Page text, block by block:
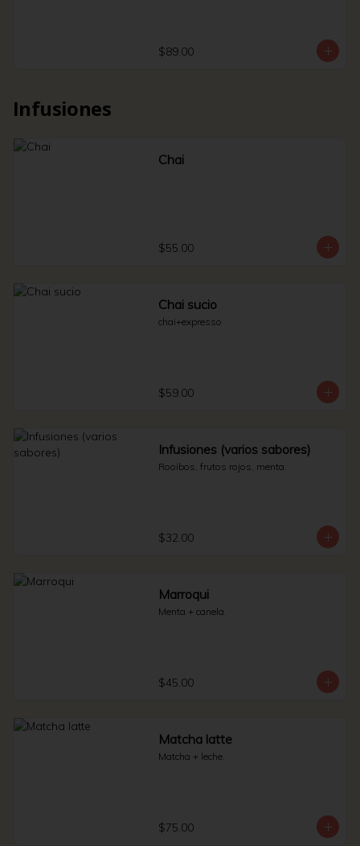
$89.00
Infusiones
Chai
$55.00
Chai sucio
chai+expresso
$59.00
Infusiones (varios sabores)
Rooibos, frutos rojos, menta.
$32.00
Marroqui
Menta + canela.
$45.00
Matcha latte
Matcha + leche.
$75.00